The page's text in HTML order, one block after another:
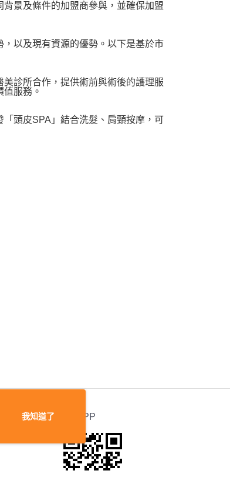
景及條件的加盟商參與，並確保加盟
以及現有資源的優勢。以下是基於市
診所合作，提供術前與術後的護理服
服務。
頭皮SPA」結合洗髮、肩頸按摩，可
官方APP
我知道了